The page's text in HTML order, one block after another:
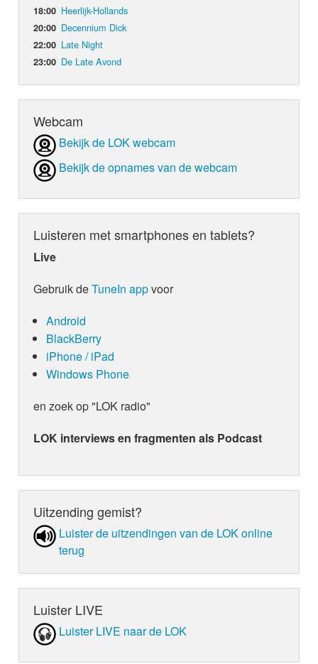
Info
18:00 Heerlijk-Hollands
20:00 Decennium Dick
22:00 Late Night
23:00 De Late Avond
Webcam
Bekijk de LOK webcam
Bekijk de opnames van de webcam
Luisteren met smartphones en tablets?
Live
Gebruik deTuneIn appvoor
Android
BlackBerry
iPhone / iPad
Windows Phone
en zoek op "LOK radio"
LOK interviews en fragmenten als Podcast
Uitzending gemist?
Luister de uit­zen­din­gen van de LOK online
terug
Luister LIVE
Luister LIVE naar de LOK